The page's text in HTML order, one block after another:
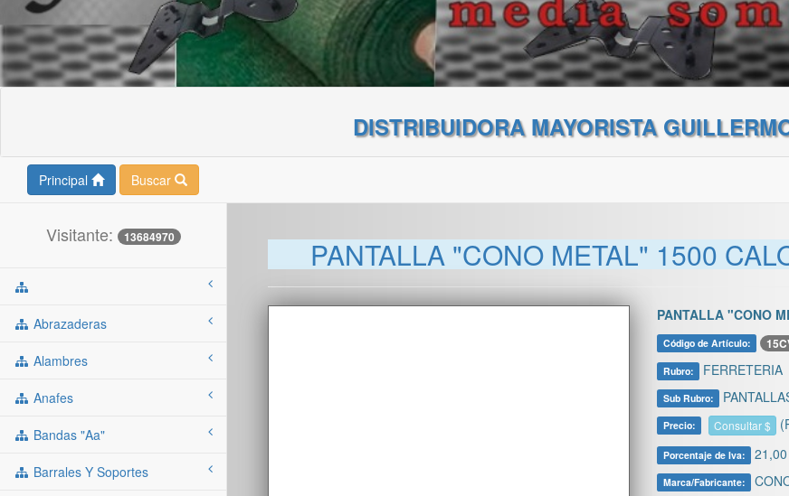
DISTRIBUIDORA MAYORISTA
Principal Buscar
Visitante: 13684970
Abrazaderas
Alambres
Anafes
Bandas "aa"
Barrales Y Soportes
PANTALLA "CONO METAL" 1500
PANTALLA "CONO
Código de Artículo:
Rubro: FERRETERIA
Sub Rubro:
Precio: Consultar $
Porcentaje de Iva:
Marca/Fabricante: